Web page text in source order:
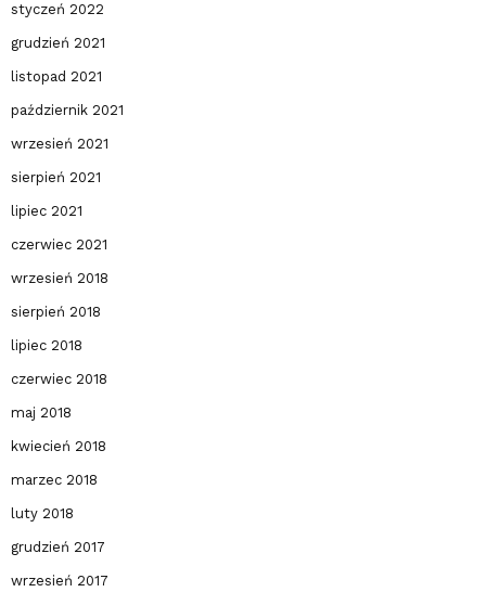
styczeń 2022
grudzień 2021
listopad 2021
październik 2021
wrzesień 2021
sierpień 2021
lipiec 2021
czerwiec 2021
wrzesień 2018
sierpień 2018
lipiec 2018
czerwiec 2018
maj 2018
kwiecień 2018
marzec 2018
luty 2018
grudzień 2017
wrzesień 2017